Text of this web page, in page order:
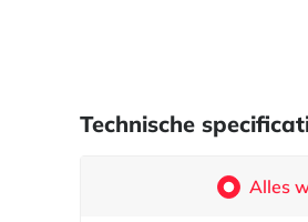
Technische
Alles